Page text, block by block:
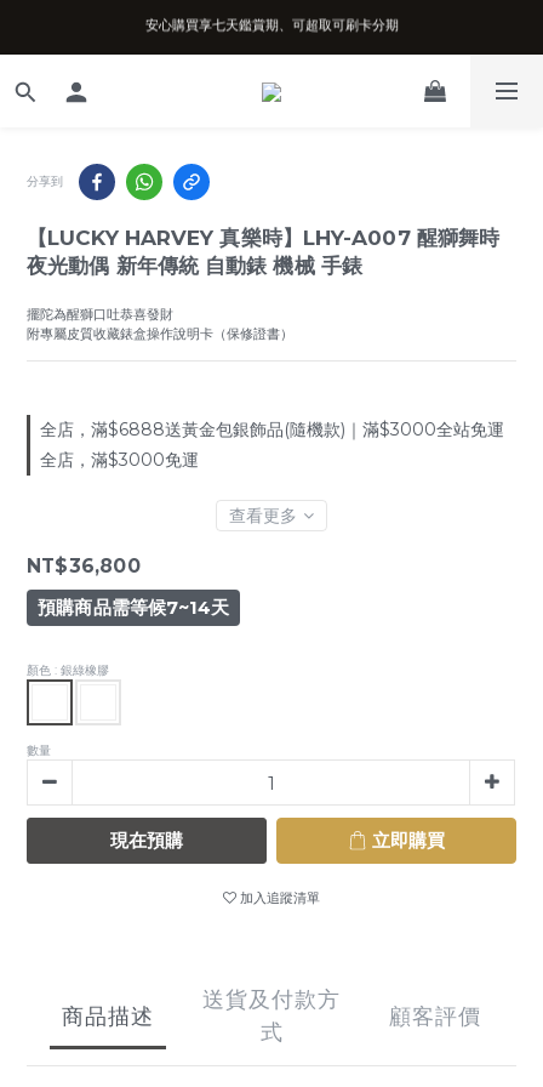
台南實體店面、兩年機芯保固、開立發票
分享到
【LUCKY HARVEY 真樂時】LHY-A007 醒獅舞時
夜光動偶 新年傳統 自動錶 機械 手錶
擺陀為醒獅口吐恭喜發財
附專屬皮質收藏錶盒操作說明卡（保修證書）
全店，滿$6888送黃金包銀飾品(隨機款)｜滿$3000全站免運
全店，滿$3000免運
查看更多
NT$36,800
預購商品需等候7~14天
顏色 : 銀綠橡膠
數量
現在預購 立即購買
加入追蹤清單
商品描述
送貨及付款方
式
顧客評價